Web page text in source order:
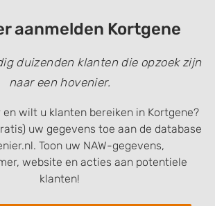
aanmelden Kortgene
duizenden klanten die opzoek zijn
naar een hovenier.
wilt u klanten bereiken in Kortgene?
uw gegevens toe aan de database
Toon uw NAW-gegevens,
website en acties aan potentiele
klanten!